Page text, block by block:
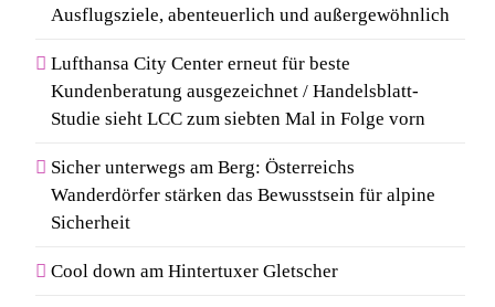
Ausflugsziele, abenteuerlich und außergewöhnlich
Lufthansa City Center erneut für beste
Kundenberatung ausgezeichnet / Handelsblatt-
Studie sieht LCC zum siebten Mal in Folge vorn
Sicher unterwegs am Berg: Österreichs
Wanderdörfer stärken das Bewusstsein für alpine
Sicherheit
Cool down am Hintertuxer Gletscher